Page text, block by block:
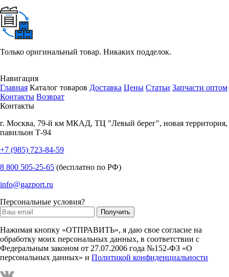
Только оригинальный товар. Никаких подделок.
Навигация
Главная Каталог товаров Доставка Цены Статьи Запчасти оптом
Контакты Возврат
Контакты
г. Москва, 79-й км МКАД, ТЦ "Левый берег", новая территория,
павильон Т-94
+7 (985) 723-84-59
8 800 505-25-65 (бесплатно по РФ)
info@gazport.ru
Персональные условия?
Нажимая кнопку «ОТПРАВИТЬ», я даю свое согласие на
обработку моих персональных данных, в соответствии с
Федеральным законом от 27.07.2006 года №152-ФЗ «О
персональных данных» и Политикой конфиденциальности